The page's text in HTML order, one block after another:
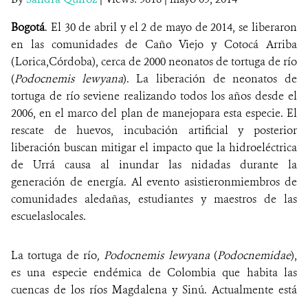
MICROSITIOS
NOTICIAS
PUBLICACIONES
ALIADOS Y ALIANZAS
COBERTURA EN MEDIOS DE COMUNICACIÓN
INFORME ANUAL WCS
DONA
Bogotá. El 30 de abril y el 2 de mayo de 2014, se liberaron
en las comunidades de Caño Viejo y Cotocá Arriba
(Lorica,Córdoba), cerca de 2000 neonatos de tortuga de río
(Podocnemis lewyana). La liberación de neonatos de
tortuga de río seviene realizando todos los años desde el
2006, en el marco del plan de manejopara esta especie. El
rescate de huevos, incubación artificial y posterior
liberación buscan mitigar el impacto que la hidroeléctrica
de Urrá causa al inundar las nidadas durante la
generación de energía. Al evento asistieronmiembros de
comunidades aledañas, estudiantes y maestros de las
escuelaslocales.
La tortuga de río, Podocnemis lewyana(Podocnemidae),
es una especie endémica de Colombia que habita las
cuencas de los ríos Magdalena y Sinú. Actualmente está